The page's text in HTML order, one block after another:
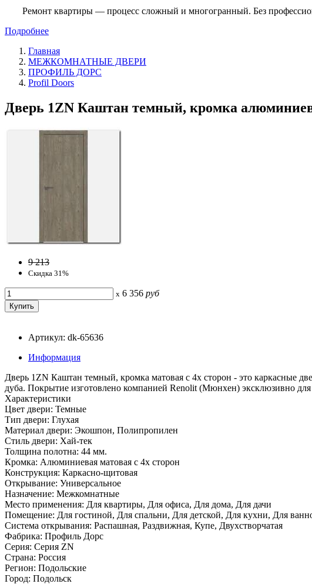
Ремонт квартиры — процесс сложный и многогранный. Без
Подробнее
Главная
МЕЖКОМНАТНЫЕ ДВЕРИ
ПРОФИЛЬ ДОРС
Profil Doors
Дверь 1ZN Каштан темный, кромка
9 213
Скидка 31%
x 6 356 руб
Артикул: dk-65636
Информация
Дверь 1ZN Каштан темный, кромка матовая с 4х сторон - это каркасные
дуба. Покрытие изготовлено компанией Renolit (Мюнхен) эксклюзивно
Характеристики
Цвет двери: Темные
Тип двери: Глухая
Материал двери: Экошпон, Полипропилен
Стиль двери: Хай-тек
Толщина полотна: 44 мм.
Кромка: Алюминиевая матовая с 4х сторон
Конструкция: Каркасно-щитовая
Открывание: Универсальное
Назначение: Межкомнатные
Место применения: Для квартиры, Для офиса, Для дома, Для дачи
Помещение: Для гостиной, Для спальни, Для детской, Для кухни, Для
Система открывания: Распашная, Раздвижная, Купе, Двухстворчатая
Фабрика: Профиль Дорс
Серия: Серия ZN
Страна: Россия
Регион: Подольские
Город: Подольск